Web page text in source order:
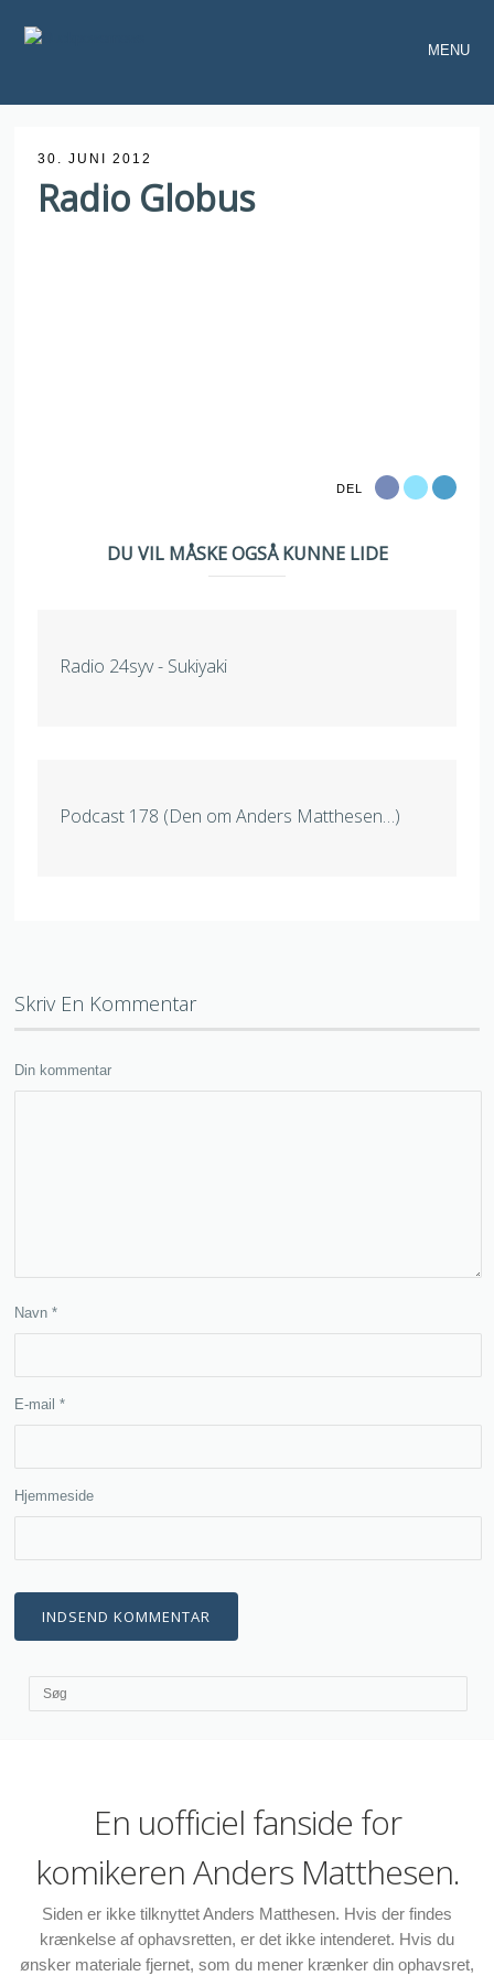
MENU
30. JUNI 2012
Radio Globus
DEL
DU VIL MÅSKE OGSÅ KUNNE LIDE
Radio 24syv - Sukiyaki
Podcast 178 (Den om Anders Matthesen…)
Skriv En Kommentar
Din kommentar
Navn*
E-mail*
Hjemmeside
En uofficiel fanside for
komikeren Anders Matthesen.
Siden er ikke tilknyttet Anders Matthesen. Hvis der findes
krænkelse af ophavsretten, er det ikke intenderet. Hvis du
ønsker materiale fjernet, som du mener krænker din ophavsret,